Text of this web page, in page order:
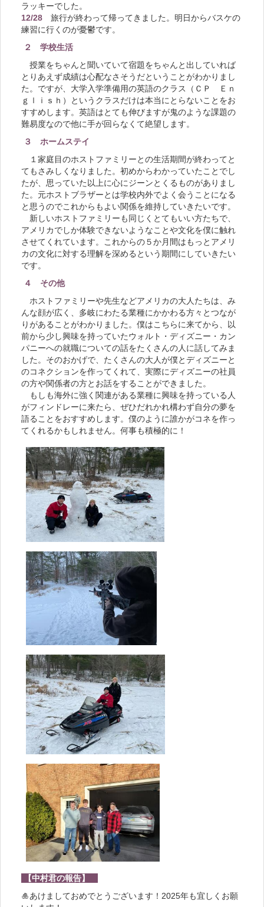
ラッキーでした。
12/28 旅行が終わって帰ってきました。明日からバスケの
練習に行くのが憂鬱です。
２ 学校生活
授業をちゃんと聞いていて宿題をちゃんと出していれば
とりあえず成績は心配なさそうだということがわかりまし
た。ですが、大学入学準備用の英語のクラス（ＣＰ Ｅｎ
ｇｌｉｓｈ）というクラスだけは本当にとらないことをお
すすめします。英語はとても伸びますが鬼のような課題の
難易度なので他に手が回らなくて絶望します。
３ ホームステイ
１家庭目のホストファミリーとの生活期間が終わってと
てもさみしくなりました。初めからわかっていたことでし
たが、思っていた以上に心にジーンとくるものがありまし
た。元ホストブラザーとは学校内外でよく会うことになる
と思うのでこれからもよい関係を維持していきたいです。
新しいホストファミリーも同じくとてもいい方たちで、
アメリカでしか体験できないようなことや文化を僕に触れ
させてくれています。これからの５か月間はもっとアメリ
カの文化に対する理解を深めるという期間にしていきたい
です。
４ その他
ホストファミリーや先生などアメリカの大人たちは、み
んな顔が広く、多岐にわたる業種にかかわる方々とつなが
りがあることがわかりました。僕はこちらに来てから、以
前から少し興味を持っていたウォルト・ディズニー・カン
パニーへの就職についての話をたくさんの人に話してみま
した。そのおかげで、たくさんの大人が僕とディズニーと
のコネクションを作ってくれて、実際にディズニーの社員
の方や関係者の方とお話をすることができました。
もしも海外に強く関連がある業種に興味を持っている人
がフィンドレーに来たら、ぜひだれかれ構わず自分の夢を
語ることをおすすめします。僕のように誰かがコネを作っ
てくれるかもしれません。何事も積極的に！
【中村君の報告】
🎍あけましておめでとうございます！2025年も宜しくお願